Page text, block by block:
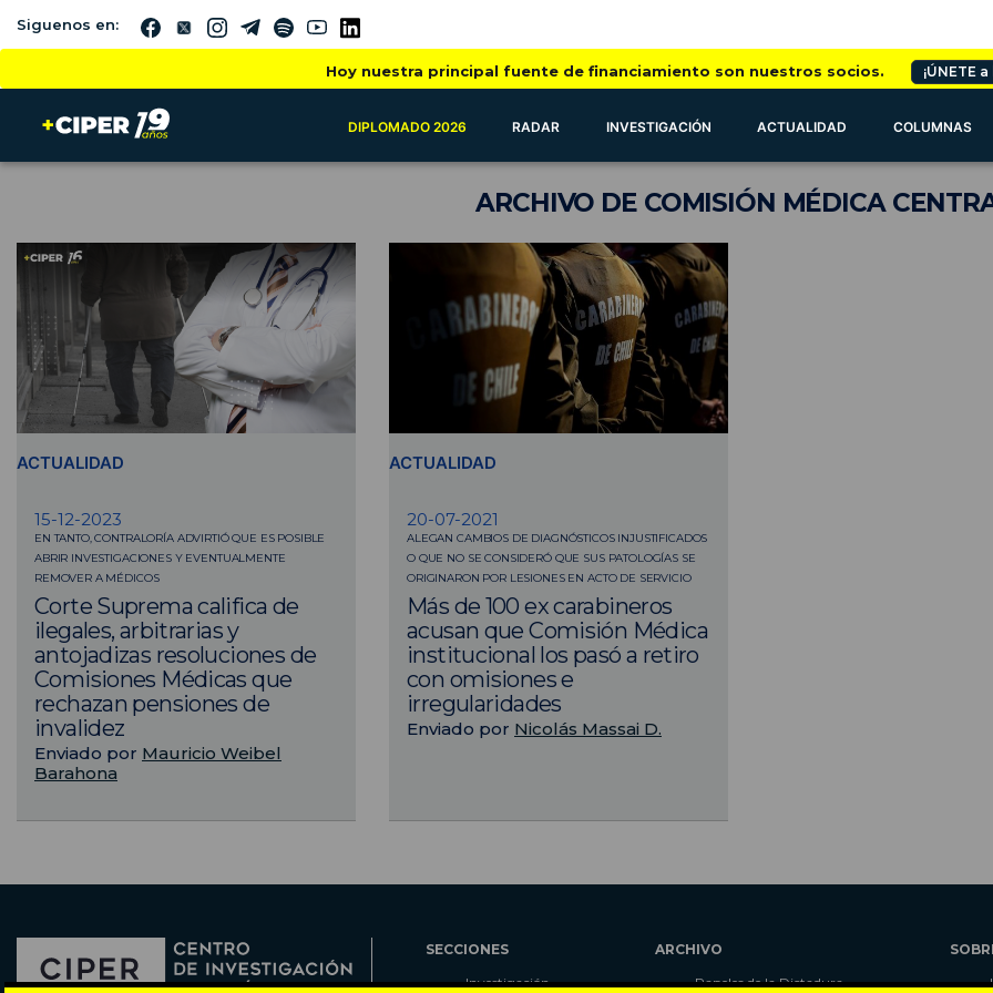
Siguenos en:
Hoy nuestra principal fuente de financiamiento son nuestros socios. ¡ÚNETE
DIPLOMADO 2026 RADAR INVESTIGACIÓN ACTUALIDAD COLUMNAS
ARCHIVO DE COMISIÓN MÉDICA
ACTUALIDAD
15-12-2023
EN TANTO, CONTRALORÍA ADVIRTIÓ QUE ES POSIBLE
ABRIR INVESTIGACIONES Y EVENTUALMENTE
REMOVER A MÉDICOS
Corte Suprema califica de
ilegales, arbitrarias y
antojadizas resoluciones de
Comisiones Médicas que
rechazan pensiones de
invalidez
Enviado por Mauricio Weibel
Barahona
ACTUALIDAD
20-07-2021
ALEGAN CAMBIOS DE DIAGNÓSTICOS INJUSTIFICADOS
O QUE NO SE CONSIDERÓ QUE SUS PATOLOGÍAS SE
ORIGINARON POR LESIONES EN ACTO DE SERVICIO
Más de 100 ex carabineros
acusan que Comisión Médica
institucional los pasó a retiro
con omisiones e
irregularidades
Enviado por Nicolás Massai D.
SECCIONES
Investigación
ARCHIVO
Papeles de la Dictadura